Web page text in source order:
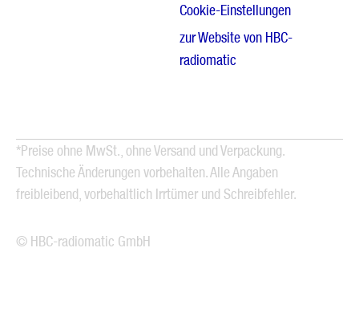
Cookie-Einstellungen
zur Website von HBC-
radiomatic
*Preise ohne MwSt., ohne Versand und Verpackung.
Technische Änderungen vorbehalten. Alle Angaben
freibleibend, vorbehaltlich Irrtümer und Schreibfehler.
© HBC-radiomatic GmbH